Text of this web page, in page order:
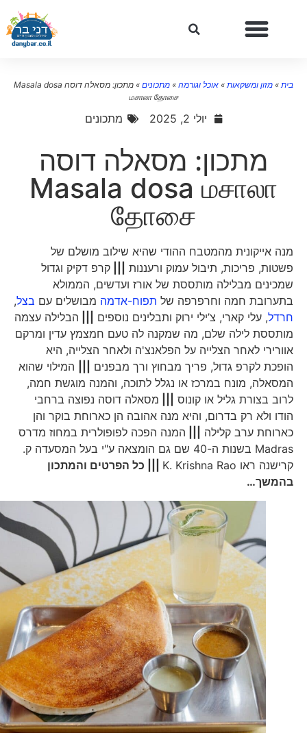
»מזון ומשקאות»אוכל וגורמה»מתכונים»
מתכון: מסאלה דוסה Masala dosa
மசாலா தோசை
יולי 2, 2025 מתכונים
מתכון: מסאלה דוסה
Masala dosa மசாலா
தோசை
מנה אייקונית מהמטבח ההודי שהיא שילוב מושלם של
פשטות, פריכות, תיבול עמוק ורעננות|||
קרפ דקיק וגדול
שמכינים מבלילה מותססת של אורז ועדשים, הממולא
בתערובת חמה וחרפרפה שלתפוח-אדמהמבושלים עםבצל,
חרדל, עלי קארי, צ’ילי ירוק ותבלינים נוספים|||
הבלילה עצמה
מותססת לילה שלם, מה שמקנה לה טעם חמצמץ עדין ומרקם
אוורירי לאחר הצלייה על הפלאנצ'ה ולאחר הצלייה, היא
הופכת לקרפ גדול, פריך מבחוץ ורך מבפנים|||
המילוי שהוא
המסאלה, מונח במרכז או נגלל לתוכה, והמנה מוגשת חמה,
לרוב בצורת גליל או קונוס|||
מסאלה דוסה נפוצה ברחבי
הודו ולא רק בדרום, והיא מנה אהובה הן כארוחת בוקר והן
כארוחת ערב קלילה|||
המנה הפכה לפופולרית במחוז מדרס
Madras בשנות ה-40 שם גם הומצאה ע"י בעל המסעדה ק.
קרישנה ראו K. Krishna Rao
||| כל הפרטים והמתכון
בהמשך…